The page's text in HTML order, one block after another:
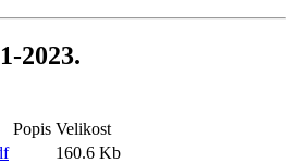
2023.
Popis Velikost
160.6 Kb